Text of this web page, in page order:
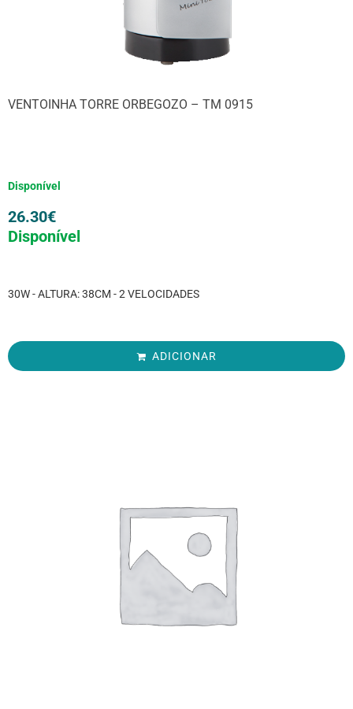
VENTOINHA TORRE ORBEGOZO – TM 0915
Disponível
26.30€
Disponível
30W - ALTURA: 38CM - 2 VELOCIDADES
ADICIONAR